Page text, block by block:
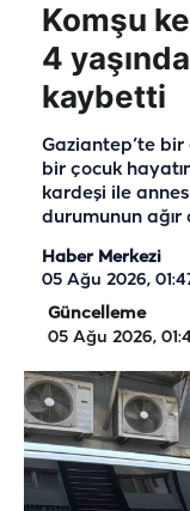
Komşu
4
kaybetti
Gaziantep’te bir
bir çocuk
kardeşi ile
durumunun
Haber Merkezi
05 Ağu 2026,
Güncelleme
05 Ağu 2026,